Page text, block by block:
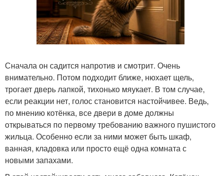
Сначала он садится напротив и смотрит. Очень
внимательно. Потом подходит ближе, нюхает щель,
трогает дверь лапкой, тихонько мяукает. В том случае,
если реакции нет, голос становится настойчивее. Ведь,
по мнению котёнка, все двери в доме должны
открываться по первому требованию важного пушистого
жильца. Особенно если за ними может быть шкаф,
ванная, кладовка или просто ещё одна комната с
новыми запахами.